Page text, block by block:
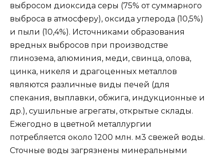
выбросом диоксида серы (75% от суммарного
выброса в атмосферу), оксида углерода (10,5%)
и пыли (10,4%). Источниками образования
вредных выбросов при производстве
глинозема, алюминия, меди, свинца, олова,
цинка, никеля и драгоценных металлов
являются различные виды печей (для
спекания, выплавки, обжига, индукционные и
др.), сушильные агрегаты, открытые склады.
Ежегодно в цветной металлургии
потребляется около 1200 млн. м3 свежей воды.
Сточные воды загрязнены минеральными